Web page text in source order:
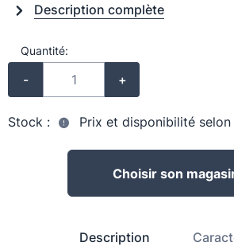
Description complète
Quantité:
- +
Stock : Prix et disponibilité selon
Choisir son
Description